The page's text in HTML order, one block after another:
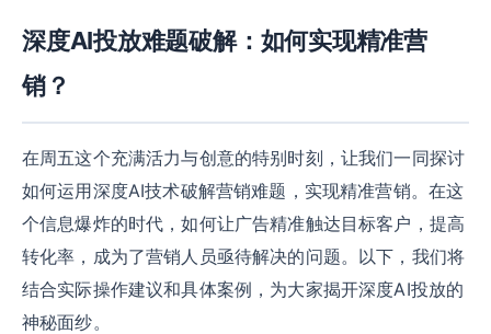
深度AI投放难题破解：如何实现精准营
销？
在周五这个充满活力与创意的特别时刻，让我们一同探讨
如何运用深度AI技术破解营销难题，实现精准营销。在这
个信息爆炸的时代，如何让广告精准触达目标客户，提高
转化率，成为了营销人员亟待解决的问题。以下，我们将
结合实际操作建议和具体案例，为大家揭开深度AI投放的
神秘面纱。